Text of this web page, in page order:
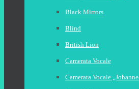
Black Mirrors
Blind
British Lion
Camerata Vocale
Camerata Vocale